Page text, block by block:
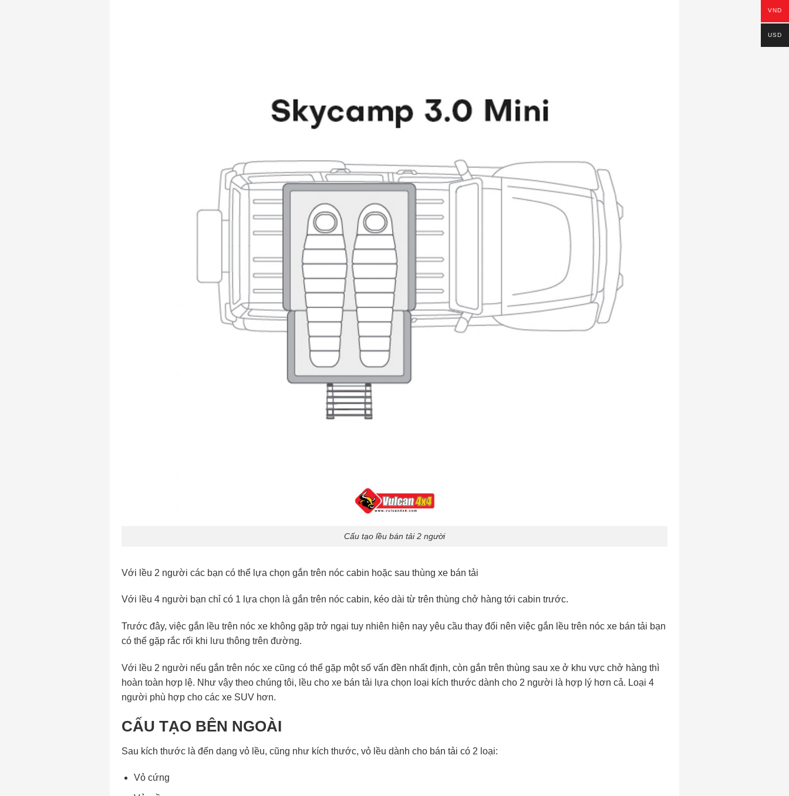
Cấu tạo lều bán tải 2 người
Với lều 2 người các bạn có thể lựa chọn gắn trên nóc cabin hoặc sau thùng xe bán tải
Với lều 4 người bạn chỉ có 1 lựa chọn là gắn trên nóc cabin, kéo dài từ trên thùng chở hàng tới cabin trước.
Trước đây, việc gắn lều trên nóc xe không gặp trở ngại tuy nhiên hiện nay yêu cầu thay đổi nên việc gắn lều trên nóc xe bán tải bạn
có thể gặp rắc rối khi lưu thông trên đường.
Với lều 2 người nếu gắn trên nóc xe cũng có thể gặp một số vấn đền nhất định, còn gắn trên thùng sau xe ở khu vực chở hàng thì
hoàn toàn hợp lệ. Như vậy theo chúng tôi, lều cho xe bán tải lựa chọn loại kích thước dành cho 2 người là hợp lý hơn cả. Loại 4
người phù hợp cho các xe SUV hơn.
CẤU TẠO BÊN NGOÀI
Sau kích thước là đến dạng vỏ lều, cũng như kích thước, vỏ lều dành cho bán tải có 2 loại:
Vỏ cứng
VND
USD